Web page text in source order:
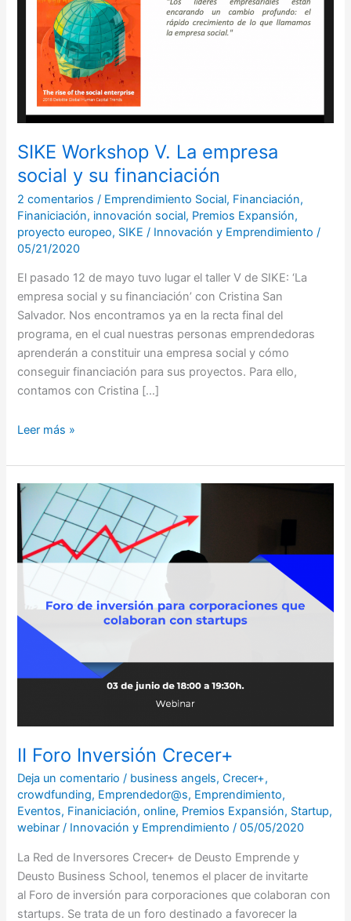
SIKE Workshop V. La empresa
social y su financiación
2 comentarios / Emprendimiento Social, Financiación,
Finaniciación, innovación social, Premios Expansión,
proyecto europeo, SIKE / Innovación y Emprendimiento/
05/21/2020
El pasado 12 de mayo tuvo lugar el taller V de SIKE: ‘La
empresa social y su financiación’ con Cristina San
Salvador. Nos encontramos ya en la recta final del
programa, en el cual nuestras personas emprendedoras
aprenderán a constituir una empresa social y cómo
conseguir financiación para sus proyectos. Para ello,
contamos con Cristina […]
financiación
Leer más »
II Foro Inversión Crecer+
Deja un comentario / business angels,Crecer+,
crowdfunding, Emprendedor@s, Emprendimiento,
Eventos, Finaniciación,online, Premios Expansión, Startup,
webinar / Innovación y Emprendimiento/05/05/2020
La Red de Inversores Crecer+ de Deusto Emprende y
Deusto Business School, tenemos el placer de invitarte
al Foro de inversión para corporaciones que colaboran con
startups. Se trata de un foro destinado a favorecer la
II
Foro
Inversión
Crecer+